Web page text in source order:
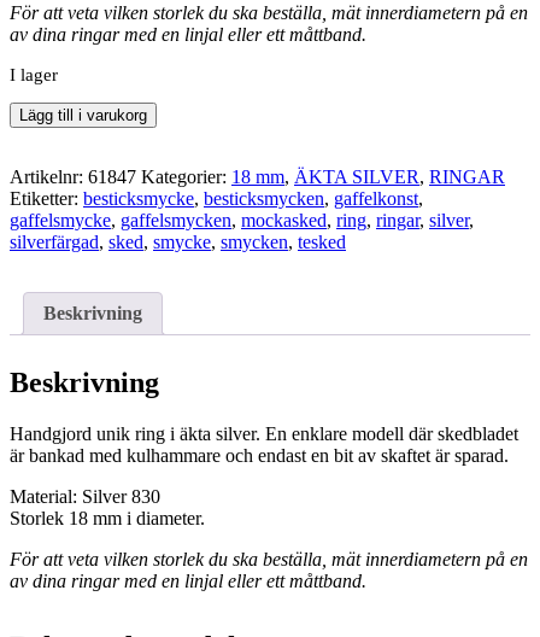
För att veta vilken storlek du ska beställa, mät innerdiametern på en
av dina ringar med en linjal eller ett måttband.
I lager
RING
61847
Lägg till i varukorg
Artikelnr: 61847 Kategorier: 18 mm, ÄKTA SILVER, RINGAR
Etiketter: besticksmycke, besticksmycken, gaffelkonst,
gaffelsmycke, gaffelsmycken, mockasked, ring, ringar, silver,
silverfärgad, sked, smycke, smycken, tesked
Beskrivning
Beskrivning
Handgjord unik ring i äkta silver. En enklare modell där skedbladet
är bankad med kulhammare och endast en bit av skaftet är sparad.
Material: Silver 830
Storlek 18 mm i diameter.
För att veta vilken storlek du ska beställa, mät innerdiametern på en
av dina ringar med en linjal eller ett måttband.